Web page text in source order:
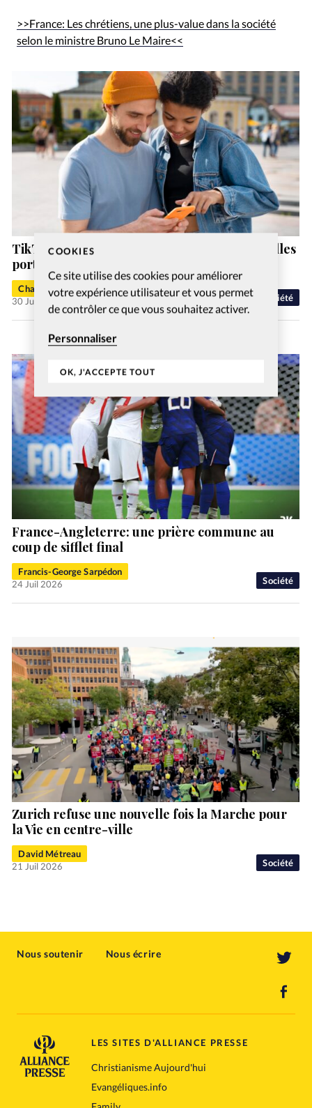
COOKIES
Ce site utilise des cookies pour améliorer
votre expérience utilisateur et vous permet
de contrôler ce que vous souhaitez activer.
Personnaliser
OK, J'ACCEPTE TOUT
>>France: Les chrétiens, une plus-value dans la société
selon le ministre Bruno Le Maire<<
Société
TikTok, YouTube et Instagram sont les nouvelles
portes d’entrée de la foi chrétienne
Charlotte Moulin
30 Juil 2026
Société
France-Angleterre: une prière commune au
coup de sifflet final
Francis-George Sarpédon
24 Juil 2026
Société
Zurich refuse une nouvelle fois la Marche pour
la Vie en centre-ville
David Métreau
21 Juil 2026
Nous soutenir Nous écrire
LES SITES D'ALLIANCE PRESSE
Christianisme Aujourd'hui
Evangéliques.info